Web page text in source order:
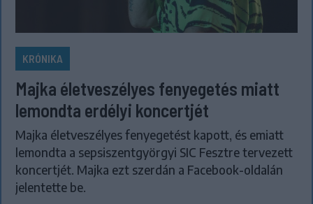
KRÓNIKA
Majka életveszélyes fenyegetés miatt
lemondta erdélyi koncertjét
Majka életveszélyes fenyegetést kapott, és emiatt
lemondta a sepsiszentgyörgyi SIC Fesztre tervezett
koncertjét. Majka ezt szerdán a Facebook-oldalán
jelentette be.